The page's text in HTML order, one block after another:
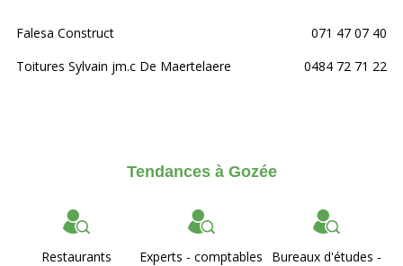
Falesa Construct
071 47 07 40
Toitures Sylvain jm.c De Maertelaere
0484 72 71 22
Tendances à Gozée
Restaurants
Experts - comptables
Bureaux d'études -